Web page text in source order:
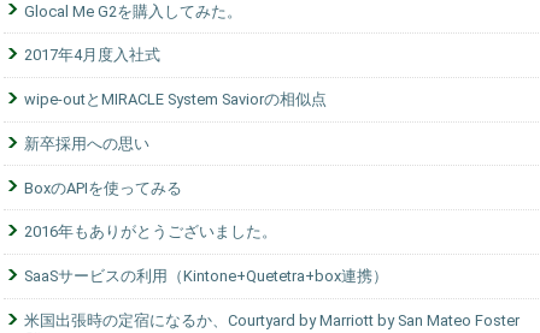
Glocal Me G2を購入してみた。
2017年4月度入社式
wipe-outとMIRACLE System Saviorの相似点
新卒採用への思い
BoxのAPIを使ってみる
2016年もありがとうございました。
SaaSサービスの利用（Kintone+Quetetra+box連携）
米国出張時の定宿になるか、Courtyard by Marriott by San Mateo Foster